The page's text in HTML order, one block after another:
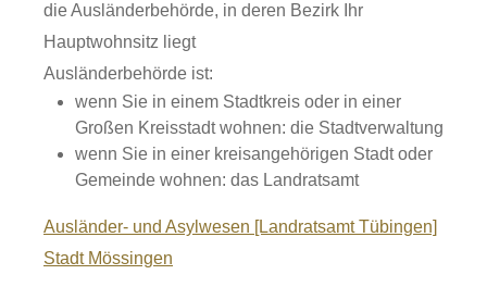
die Ausländerbehörde, in deren Bezirk Ihr
Hauptwohnsitz liegt
Ausländerbehörde ist:
wenn Sie in einem Stadtkreis oder in einer
Großen Kreisstadt wohnen: die Stadtverwaltung
wenn Sie in einer kreisangehörigen Stadt oder
Gemeinde wohnen: das Landratsamt
Ausländer- und Asylwesen [Landratsamt Tübingen]
Stadt Mössingen